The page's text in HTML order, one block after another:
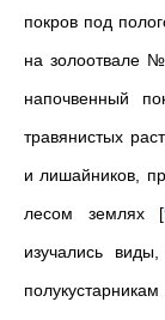
покров под
на золоотвале
напочвенный
травянистых
и лишайников,
лесом землях [
изучались